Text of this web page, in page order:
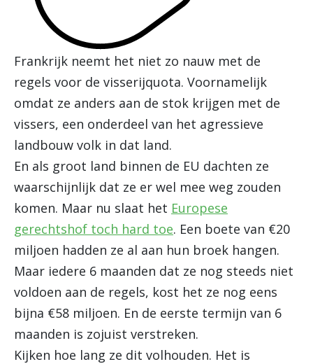
Frankrijk neemt het niet zo nauw met de
regels voor de visserijquota. Voornamelijk
omdat ze anders aan de stok krijgen met de
vissers, een onderdeel van het agressieve
landbouw volk in dat land.
En als groot land binnen de EU dachten ze
waarschijnlijk dat ze er wel mee weg zouden
komen. Maar nu slaat het Europese
gerechtshof toch hard toe. Een boete van €20
miljoen hadden ze al aan hun broek hangen.
Maar iedere 6 maanden dat ze nog steeds niet
voldoen aan de regels, kost het ze nog eens
bijna €58 miljoen. En de eerste termijn van 6
maanden is zojuist verstreken.
Kijken hoe lang ze dit volhouden. Het is